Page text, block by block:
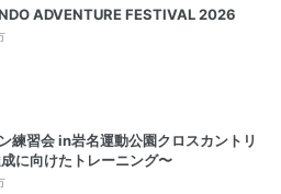
ADVENTURE FESTIVAL 2026
練習会 in岩名運動公園クロスカントリ
に向けたトレーニング〜